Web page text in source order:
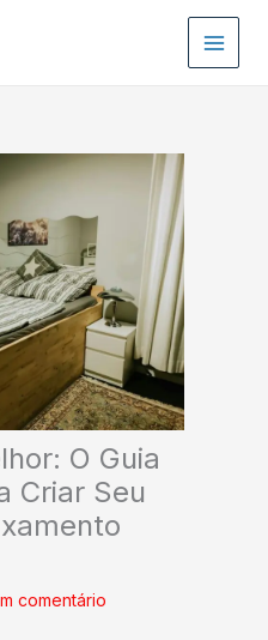
O Guia
Criar Seu
comentário